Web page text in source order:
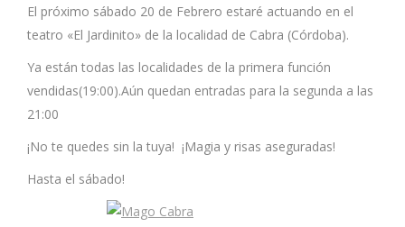
El próximo sábado 20 de Febrero estaré actuando en el
teatro «El Jardinito» de la localidad de Cabra (Córdoba).
Ya están todas las localidades de la primera función
vendidas(19:00).Aún quedan entradas para la segunda a las
21:00
¡No te quedes sin la tuya! ¡Magia y risas aseguradas!
Hasta el sábado!